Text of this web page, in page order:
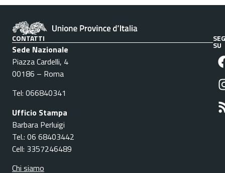
CONTATTI
Sede Nazionale
Piazza Cardelli, 4
00186 – Roma
Tel: 066840341
Ufficio Stampa
Barbara Perluigi
Tel.: 06 68403442
Cell: 3357246489
Chi siamo
SU